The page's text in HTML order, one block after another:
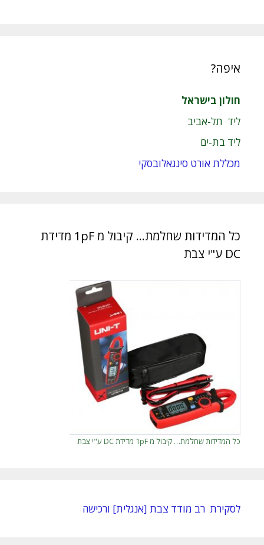
איפה?
חולון בישראל
ליד תל-אביב
ליד בת-ים
מכללת אורט סינגאלובסקי
כל המדידות שחלמת… קיבול מ 1pF מדידת
DC ע"י צבת
כל המדידות שחלמת… קיבול מ 1pF מדידת DC ע"י צבת
לסקירת רב מודד צבת [אנגלית] ורכישה